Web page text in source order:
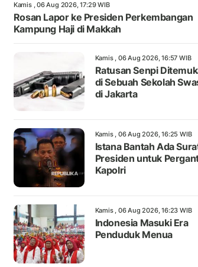
Kamis , 06 Aug 2026, 17:29 WIB
Rosan Lapor ke Presiden Perkembangan
Kampung Haji di Makkah
Kamis , 06 Aug 2026, 16:57 WIB
Ratusan Senpi
di Sebuah Sekolah
di Jakarta
Kamis , 06 Aug 2026, 16:25 WIB
Istana Bantah Ada
Presiden untuk
Kapolri
Kamis , 06 Aug 2026, 16:23 WIB
Indonesia Masuki Era
Penduduk Menua